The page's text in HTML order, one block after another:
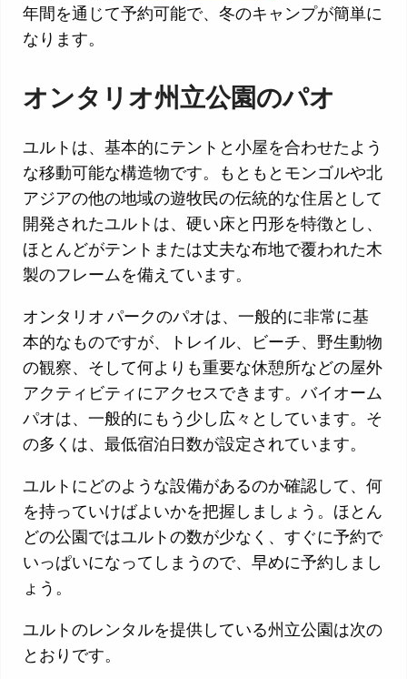
年間を通じて予約可能で、冬のキャンプが簡単に
なります。
オンタリオ州立公園のパオ
ユルトは、基本的にテントと小屋を合わせたよう
な移動可能な構造物です。もともとモンゴルや北
アジアの他の地域の遊牧民の伝統的な住居として
開発されたユルトは、硬い床と円形を特徴とし、
ほとんどがテントまたは丈夫な布地で覆われた木
製のフレームを備えています。
オンタリオ パークのパオは、一般的に非常に基
本的なものですが、トレイル、ビーチ、野生動物
の観察、そして何よりも重要な休憩所などの屋外
アクティビティにアクセスできます。バイオーム
パオは、一般的にもう少し広々としています。そ
の多くは、最低宿泊日数が設定されています。
ユルトにどのような設備があるのか確認して、何
を持っていけばよいかを把握しましょう。ほとん
どの公園ではユルトの数が少なく、すぐに予約で
いっぱいになってしまうので、早めに予約しまし
ょう。
ユルトのレンタルを提供している州立公園は次の
とおりです。